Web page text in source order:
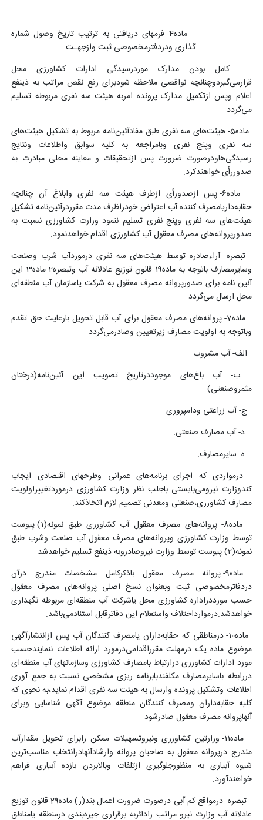
ماده4- فرمهای دریافتی به ترتیب تاریخ وصول شماره
گذاری ودردفترمخصوصی ثبت وازجهـت
کامل بودن مدارک موردرسیدگی ادارات کشاورزی محل
قرارمی‌گیردوچنانچه نواقصی ملاحظه شودبرای رفع نقص مراتب به ذینفع
اعلام وپس ازتکمیل مدارک پرونده امربه هیئت سه نفری مربوطه تسلیم
می‌گردد.
ماده5- هیئت‌های سه نفری طبق مفادآئین‌نامه مربوط به تشکیل هیئت‌های
سه نفری وپنج نفری وبامراجعه به کلیه سوابق واطلاعات ونتایج
رسیدگی‌هاودرصورت ضرورت پس ازتحقیقات و معاینه محلی مبادرت به
صدوررأی خواهندکرد.
ماده6- پس ازصدورأی ازطرف هیئت سه نفری وابلاغ آن چنانچه
حقابه‌داریامصرف کننده آب اعتراض خودراظرف مدت مقرردرآئین‌نامه تشکیل
هیئت‌های سه نفری وپنج نفری تسلیم ننمود وزارت کشاورزی نسبت به
صدورپروانه‌های مصرف معقول آب کشاورزی اقدام خواهدنمود.
تبصره- آراءصادره توسط هیئت‌های سه نفری درموردآب شرب وصنعت
وسایرمصارف باتوجه به ماده19 قانون توزیع عادلانه آب وتبصره2 ماده3 این
آئین ‌نامه برای صدورپروانه مصرف معقول به شرکت یاسازمان آب منطقه‌ای
محل ارسال می‌گردد.
ماده7- پروانه‌های مصرف معقول برای آب قابل تحویل بارعایت حق تقدم
وباتوجه به اولویت مصارف زیرتعیین وصادرمی‌گردد.
الف- آب مشروب.
ب- آب باغ‌های موجوددرتاریخ تصویب این آئین‌نامه(درختان
مثمروصنعتی).
ج- آب زراعتی ودامپروری.
د- آب مصارف صنعتی.
ه- سایرمصارف.
درمواردی که اجرای برنامه‌های عمرانی وطرحهای اقتصادی ایجاب
کندوزارت نیرومی‌بایستی باجلب نظر وزارت کشاورزی درموردتغییراولویت
مصارف کشاورزی،صنعتی ومعدنی تصمیم لازم اتخاذکند.
ماده8- پروانه‌های مصرف معقول آب کشاورزی طبق نمونه(1) پیوست
توسط وزارت کشاورزی وپروانه‌های مصرف معقول آب صنعت وشرب طبق
نمونه(2) پیوست توسط وزارت نیروصادروبه ذینفع تسلیم خواهدشد.
ماده9- پروانه مصرف معقول باذکرکامل مشخصات مندرج درآن
دردفاترمخصوصی ثبت وبعنوان نسخ اصلی پروانه‌های مصرف معقول
حسب مورددراداره کشاورزی محل یاشرکت آب منطقه‌ای مربوطه نگهداری
خواهدشد.درموارداختلاف واستعلام این دفاترقابل استنادمی‌باشد.
ماده10- درمناطقی که حقابه‌داران یامصرف کنندگان آب پس ازانتشارآگهی
موضوع ماده یک درمهلت مقرراقدامی‌درمورد ارائه اطلاعات ننمایندحسب
مورد ‌ادارات کشاورزی درارتباط بامصارف کشاورزی وسازمانهای آب منطقه‌ای
دررابطه باسایرمصارف مکلفندبابرنامه ریزی مشخصی نسبت به جمع آوری
اطلاعات وتشکیل پرونده وارسال به هیئت سه نفری اقدام نماید،به نحوی که
کلیه حقابه‌داران ومصرف کنندگان منطقه موضوع آگهی شناسایی وبرای
آنهاپروانه مصرف معقول صادرشود.
ماده11- وزارتین کشاورزی ونیروتسهیلات ممکن رابرای تحویل مقدارآب
مندرج درپروانه معقول به صاحبان پروانه وارشادآنهادرانتخاب مناسب‌ترین
شیوه آبیاری به منظورجلوگیری ازتلفات وبالابردن بازده آبیاری فراهم
خواهندآورد.
تبصره- درمواقع کم آبی درصورت ضرورت اعمال بند(ز) ماده29 قانون توزیع
عادلانه آب وزارت نیرو مراتب رادائربه برقراری جیره‌بندی درمنطقه یامناطق